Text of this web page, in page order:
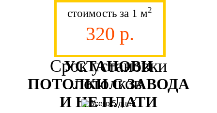
стоимость за 1 м2
320 р.
Срок установки
потолков
УСТАНОВИ
ПОТОЛКИ С ЗАВОДА
И НЕ ПЛАТИ